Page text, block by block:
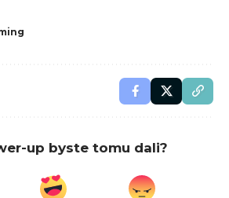
up byste tomu dali?